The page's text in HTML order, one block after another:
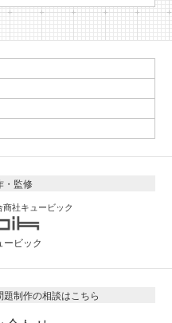
・監修
社キュービック
ービック
制作の相談はこちら